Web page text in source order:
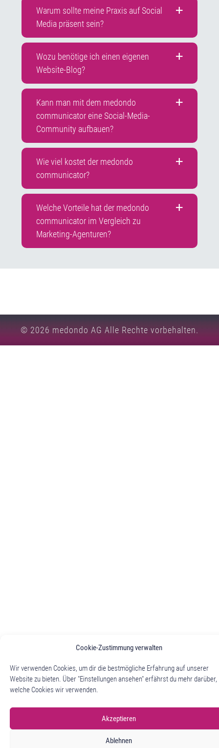
Cookie-Zustimmung verwalten
Wir verwenden Cookies, um dir die bestmögliche Erfahrung auf unserer
Website zu bieten. Über "Einstellungen ansehen" erfährst du mehr darüber,
welche Cookies wir verwenden.
Akzeptieren
Ablehnen
Warum sollte meine Praxis auf Social
Media präsent sein?
Wozu benötige ich einen eigenen
Website-Blog?
Kann man mit dem medondo
communicator eine Social-Media-
Community aufbauen?
Wie viel kostet der medondo
communicator?
Welche Vorteile hat der medondo
communicator im Vergleich zu
Marketing-Agenturen?
© 2026 medondo AG Alle Rechte vorbehalten.